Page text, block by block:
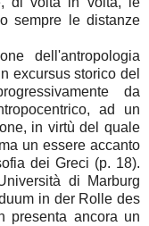
sempre le distanze
dell'antropologia
excursus storico del
da
ad un
in virtù del quale
un essere accanto
dei Greci (p. 18).
di Marburg
in der Rolle des
presenta ancora un